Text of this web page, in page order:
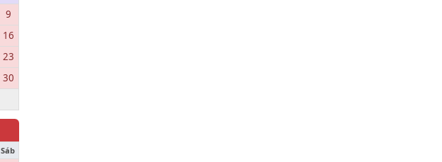
9
16
23
30
Sáb